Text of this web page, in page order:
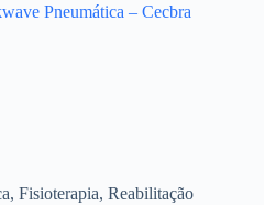
Pneumática – Cecbra
, Fisioterapia, Reabilitação